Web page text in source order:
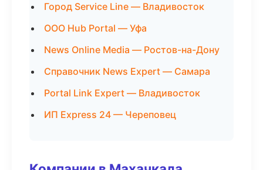
Город Service Line — Владивосток
ООО Hub Portal — Уфа
News Online Media — Ростов-на-Дону
Справочник News Expert — Самара
Portal Link Expert — Владивосток
ИП Express 24 — Череповец